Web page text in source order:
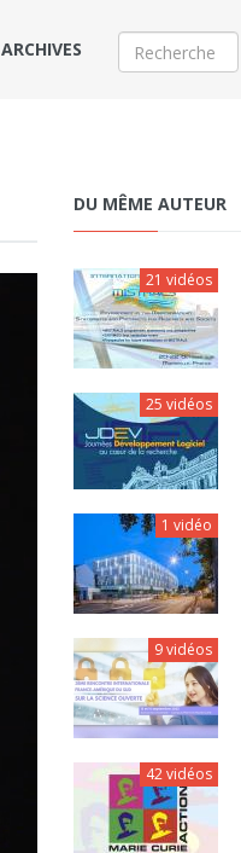
ARCHIVES
DU MÊME AUTEUR
21 vidéos
25 vidéos
1 vidéo
9 vidéos
42 vidéos